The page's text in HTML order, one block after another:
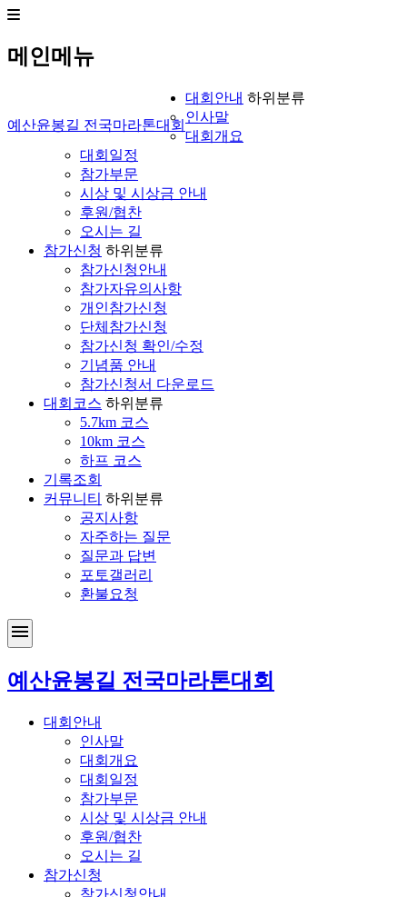
메인메뉴
예산윤봉길 전국마라톤대회
대회안내 하위분류
인사말
대회개요
대회일정
참가부문
시상 및 시상금 안내
후원/협찬
오시는 길
참가신청 하위분류
참가신청안내
참가자유의사항
개인참가신청
단체참가신청
참가신청 확인/수정
기념품 안내
참가신청서 다운로드
대회코스 하위분류
5.7km 코스
10km 코스
하프 코스
기록조회
커뮤니티 하위분류
공지사항
자주하는 질문
질문과 답변
포토갤러리
환불요청
menu
예산윤봉길 전국마라톤대회
대회안내
인사말
대회개요
대회일정
참가부문
시상 및 시상금 안내
후원/협찬
오시는 길
참가신청
참가신청안내